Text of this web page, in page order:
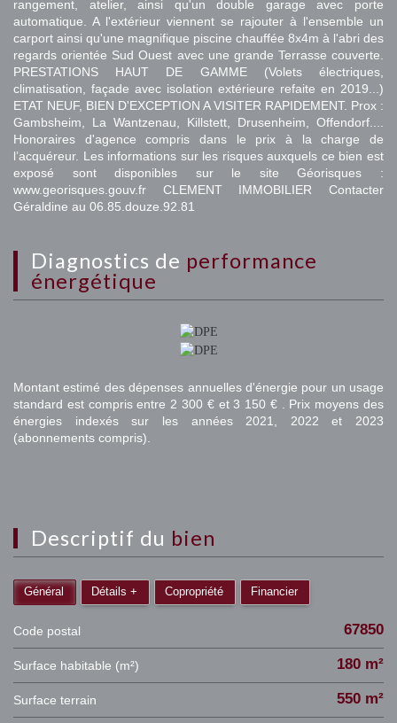
rangement, atelier, ainsi qu'un double garage avec porte
automatique. A l'extérieur viennent se rajouter à l'ensemble un
carport ainsi qu'une magnifique piscine chauffée 8x4m à l'abri des
regards orientée Sud Ouest avec une grande Terrasse couverte.
PRESTATIONS HAUT DE GAMME (Volets électriques,
climatisation, façade avec isolation extérieure refaite en 2019...)
ETAT NEUF, BIEN D'EXCEPTION A VISITER RAPIDEMENT. Prox :
Gambsheim, La Wantzenau, Killstett, Drusenheim, Offendorf....
Honoraires d'agence compris dans le prix à la charge de
l’acquéreur. Les informations sur les risques auxquels ce bien est
exposé sont disponibles sur le site Géorisques :
www.georisques.gouv.fr CLEMENT IMMOBILIER Contacter
Géraldine au 06.85.douze.92.81
diagnostics de performance
énergétique
Montant estimé des dépenses annuelles d'énergie pour un usage
standard est compris entre 2 300 € et 3 150 € . Prix moyens des
énergies indexés sur les années 2021, 2022 et 2023
(abonnements compris).
descriptif du bien
Général Détails + Copropriété Financier
Code postal 67850
Surface habitable (m²) 180 m²
surface terrain 550 m²